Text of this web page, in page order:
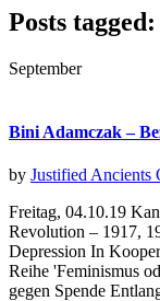
Posts
September
Bini Adamczak –
by Justified Ancients
Freitag, 04.10.19
Revolution – 1917,
Depression In
Reihe 'Feminismus
gegen Spende